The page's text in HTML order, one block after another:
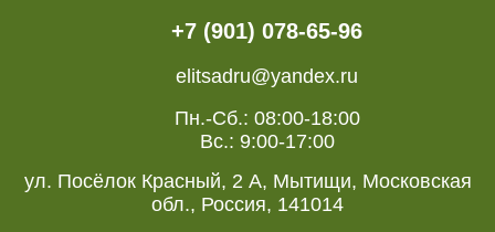
+7 (901) 078-65-96
elitsadru@yandex.ru
Пн.-Сб.: 08:00-18:00
Вс.: 9:00-17:00
ул. Посёлок Красный, 2 А, Мытищи, Московская
обл., Россия, 141014